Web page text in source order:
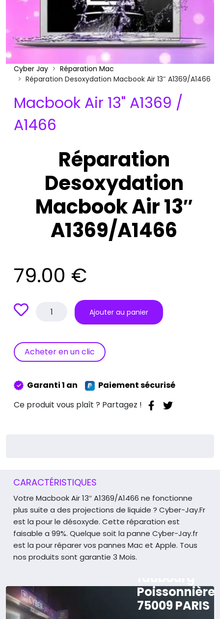
Cyber Jay
Réparation Mac
Réparation Desoxydation Macbook Air 13″ A1369/A1466
Macbook Air 13" A1369 /
A1466
Réparation
Desoxydation
Macbook Air 13″
A1369/A1466
79.00 €
quantité
Macbook
Ajouter au panier
Acheter en un clic
Garanti 1 an
Paiement sécurisé
Ce produit vous plaît ? Partagez !
CARACTÉRISTIQUES
Votre Macbook Air 13″ A1369/A1466 ne fonctionne
plus suite a des projections de liquide ? Cyber-Jay.Fr
est la pour le désoxyde. Cette réparation est
faisable a 99%. Quelque soit la panne Cyber-Jay.fr
est la pour réparer vos pannes Mac et Apple. Tous
nos produits sont garantie 3 Mois.
Poissonnière
75009 PARIS